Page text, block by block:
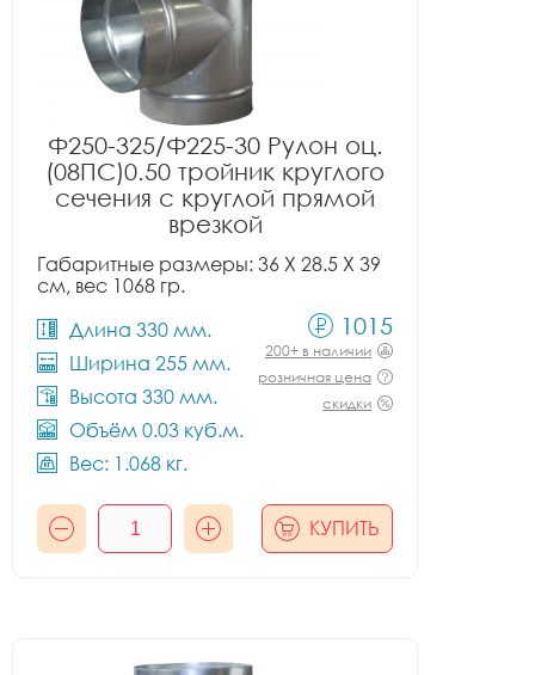
Ф250-325/Ф225-30 Рулон оц.
(08ПС)0.50 тройник круглого
сечения с круглой прямой
врезкой
Габаритные размеры: 36 X 28.5 X 39
см, вес 1068 гр.
Длина 330 мм.
Ширина 255 мм.
Высота 330 мм.
Объём 0.03 куб.м.
Вес: 1.068 кг.
1015
200+ в наличии
розничная цена
скидки
КУПИТЬ